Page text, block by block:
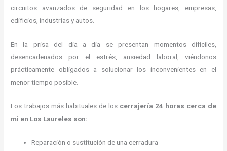
circuitos avanzados de seguridad en los hogares, empresas,
edificios, industrias y autos.
En la prisa del día a día se presentan momentos difíciles,
desencadenados por el estrés, ansiedad laboral, viéndonos
prácticamente obligados a solucionar los inconvenientes en el
menor tiempo posible.
Los trabajos más habituales de los cerrajería 24 horas cerca de
mi en Los Laureles son:
Reparación o sustitución de una cerradura